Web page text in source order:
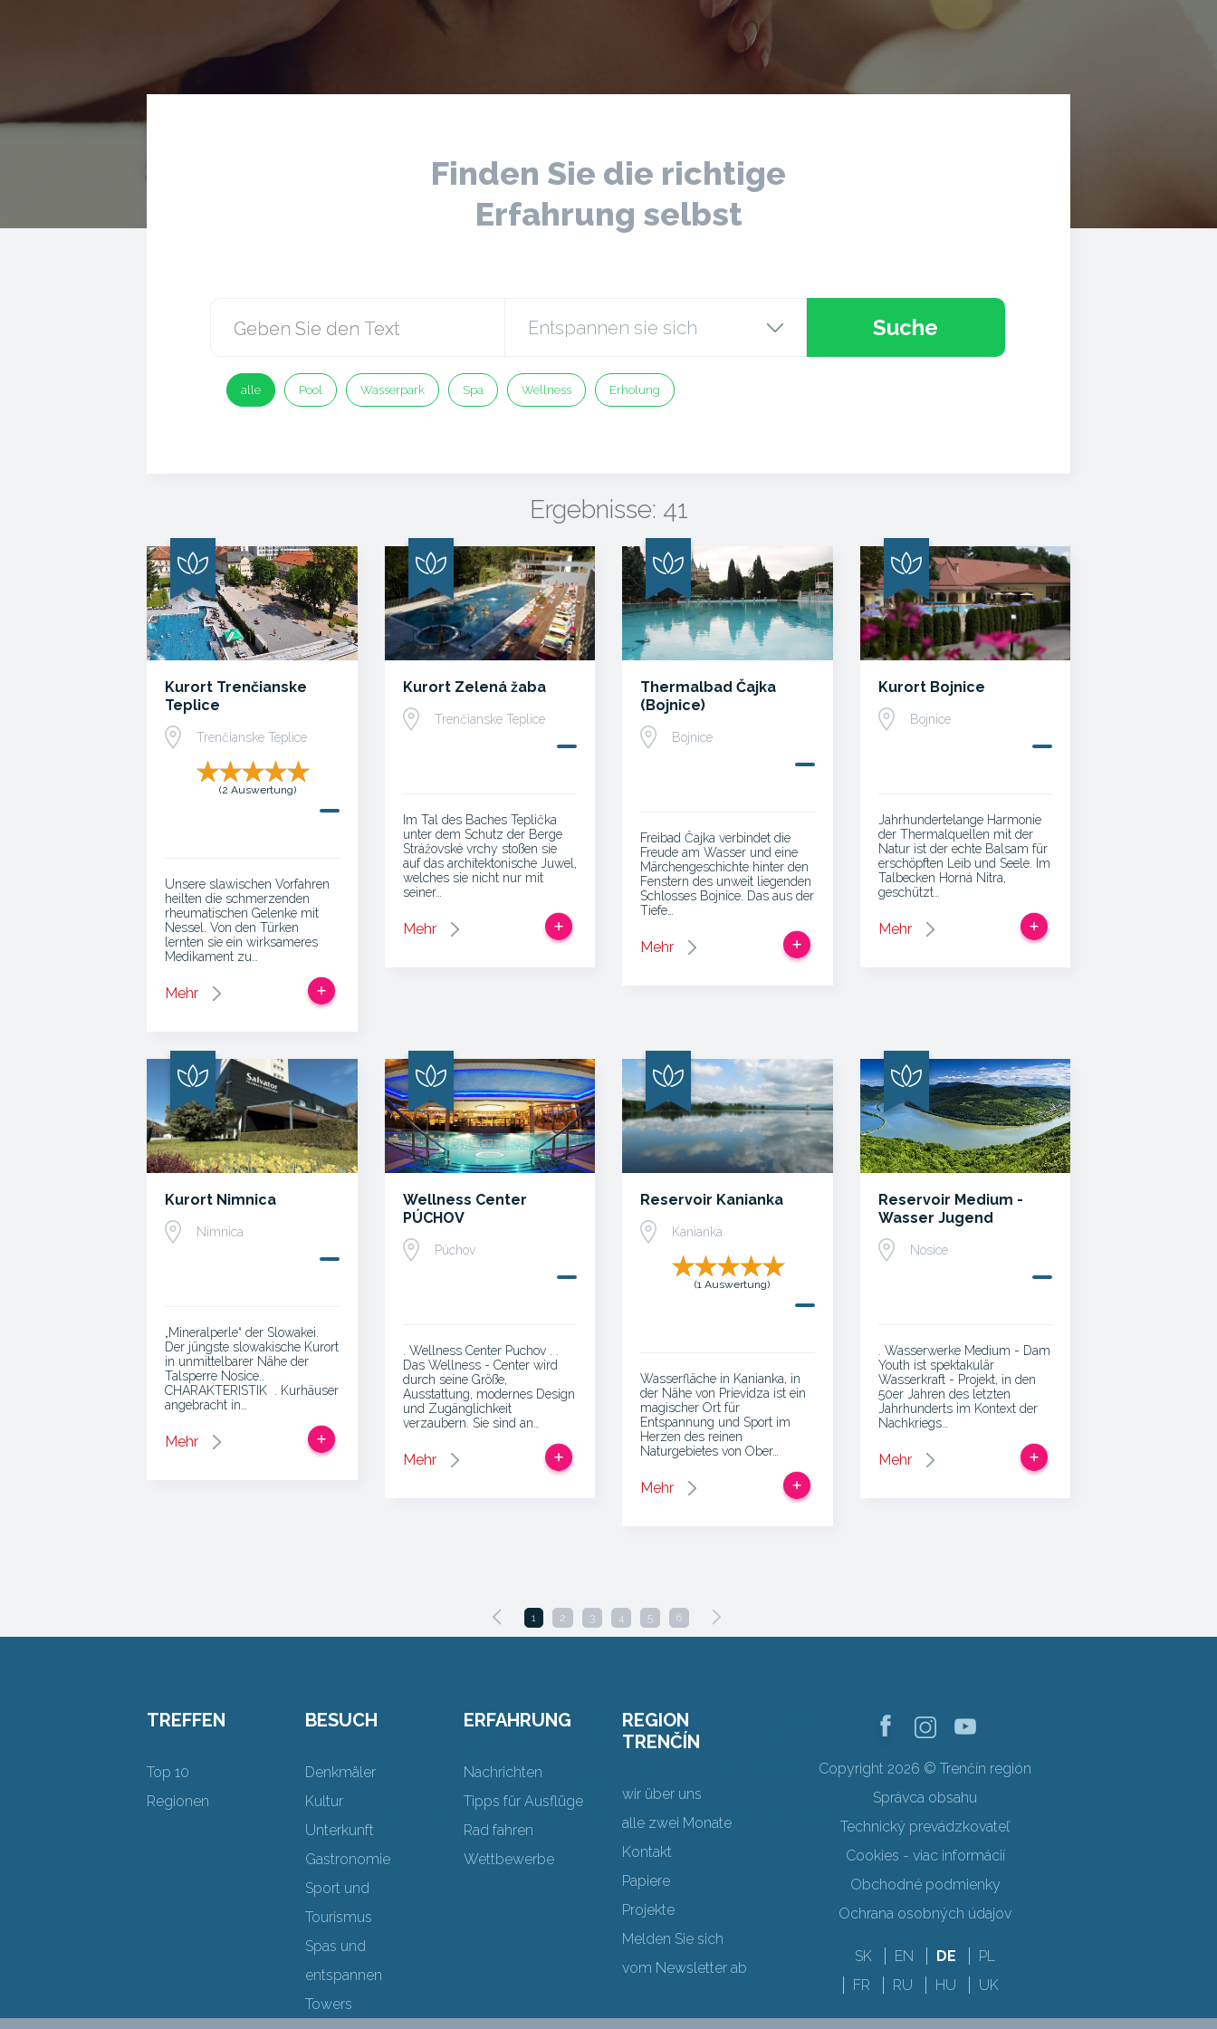
Finden Sie die richtige
Erfahrung selbst
Suche
alle Pool Wasserpark Spa Wellness Erholung
Ergebnisse: 41
Kurort Trenčianske
Teplice
Trenčianske Teplice
(2 Auswertung)
Unsere slawischen Vorfahren
heilten die schmerzenden
rheumatischen Gelenke mit
Nessel. Von den Türken
lernten sie ein wirksameres
Medikament zu…
Mehr
Kurort Zelená žaba
Trenčianske Teplice
Im Tal des Baches Teplička
unter dem Schutz der Berge
Strážovské vrchy stoßen sie
auf das architektonische Juwel,
welches sie nicht nur mit
seiner…
Mehr
Thermalbad Čajka
(Bojnice)
Bojnice
Freibad Čajka verbindet die
Freude am Wasser und eine
Märchengeschichte hinter den
Fenstern des unweit liegenden
Schlosses Bojnice. Das aus der
Tiefe…
Mehr
Kurort Bojnice
Bojnice
Jahrhundertelange Harmonie
der Thermalquellen mit der
Natur ist der echte Balsam für
erschöpften Leib und Seele. Im
Talbecken Horná Nitra,
geschützt…
Mehr
Kurort Nimnica
Nimnica
„Mineralperle“ der Slowakei.
Der jüngste slowakische Kurort
in unmittelbarer Nähe der
Talsperre Nosice..
CHARAKTERISTIK . Kurhäuser
angebracht in…
Mehr
Wellness Center
PÚCHOV
Púchov
. Wellness Center Puchov . .
Das Wellness - Center wird
durch seine Größe,
Ausstattung, modernes Design
und Zugänglichkeit
verzaubern. Sie sind an…
Mehr
Reservoir Kanianka
Kanianka
(1 Auswertung)
Wasserfläche in Kanianka, in
der Nähe von Prievidza ist ein
magischer Ort für
Entspannung und Sport im
Herzen des reinen
Naturgebietes von Ober…
Mehr
Reservoir Medium -
Wasser Jugend
Nosice
. Wasserwerke Medium - Dam
Youth ist spektakulär
Wasserkraft - Projekt, in den
50er Jahren des letzten
Jahrhunderts im Kontext der
Nachkriegs…
Mehr
1 2 3 4 5 6
TREFFEN
Top 10
Regionen
BESUCH
Denkmäler
Kultur
Unterkunft
Gastronomie
Sport und
Tourismus
Spas und
entspannen
Towers
ERFAHRUNG
Nachrichten
Tipps für Ausflüge
Rad fahren
Wettbewerbe
REGION
TRENČÍN
wir über uns
alle zwei Monate
Kontakt
Papiere
Projekte
Melden Sie sich
vom Newsletter ab
Copyright 2026 © Trenčín región
Správca obsahu
Technický prevádzkovateľ
Cookies - viac informácií
Obchodné podmienky
Ochrana osobných údajov
SK EN DE
PL
FR
RU HU UK